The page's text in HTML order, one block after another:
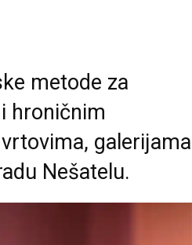
metode za
hroničnim
galerijama
Nešatelu.